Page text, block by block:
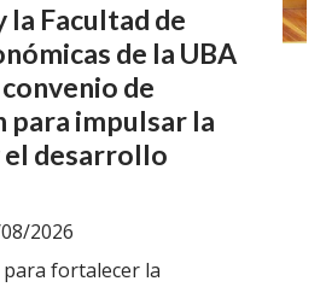
la Facultad de
de la UBA
de
para impulsar la
desarrollo
2026
para fortalecer la